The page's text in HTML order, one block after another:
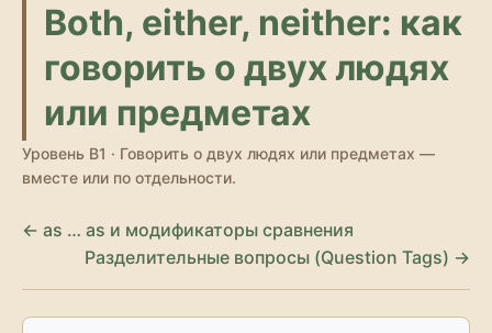
Both, either, neither: как
говорить о двух людях
или предметах
Уровень B1 · Говорить о двух людях или предметах —
вместе или по отдельности.
← as … as и модификаторы сравнения
Разделительные вопросы (Question Tags) →